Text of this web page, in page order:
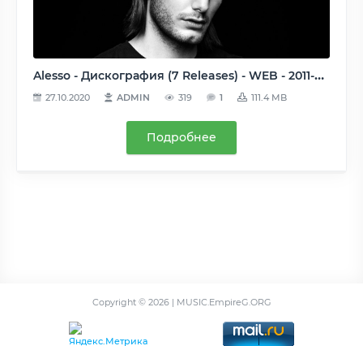
Alesso - Дискография (7 Releases) - WEB - 2011-2012, MP3 (tracks), 320 kbps
27.10.2020 ADMIN 319 1 111.4 MB
Подробнее
Copyright © 2026 | MUSIC.EmpireG.ORG